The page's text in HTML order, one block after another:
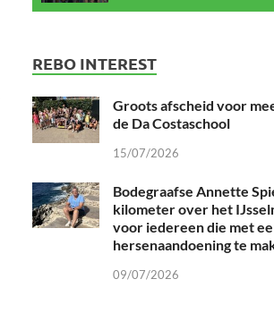
REBO INTEREST
Groots afscheid voor
de Da Costaschool
15/07/2026
Bodegraafse Annette
kilometer over het
voor iedereen die met
hersenaandoening te
09/07/2026